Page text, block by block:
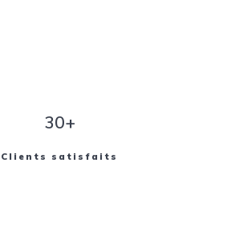
30+
Clients satisfaits